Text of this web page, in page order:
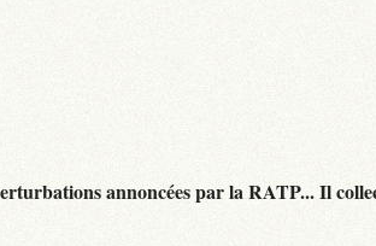
annoncées par la RATP... Il